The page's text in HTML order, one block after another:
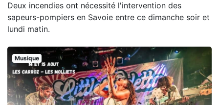
Deux incendies ont nécessité l'intervention des
sapeurs-pompiers en Savoie entre ce dimanche soir et
lundi matin.
Musique